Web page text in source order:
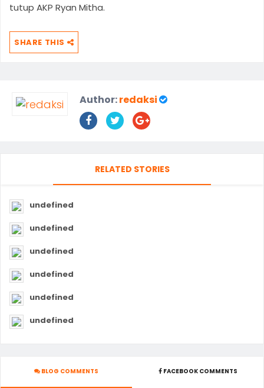
tutup AKP Ryan Mitha.
SHARE THIS
Author:redaksi
RELATED STORIES
undefined
undefined
undefined
undefined
undefined
undefined
BLOG COMMENTS FACEBOOK COMMENTS